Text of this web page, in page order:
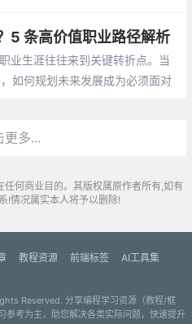
5 条高价值职业路径解析
业生涯往往来到关键转折点。当
如何规划未来发展成为必须面对
更多...
何商业目的。其版权属原作者所有,如有
!情况属实本人将予以删除!
教程资源 前端标签
AI工具集